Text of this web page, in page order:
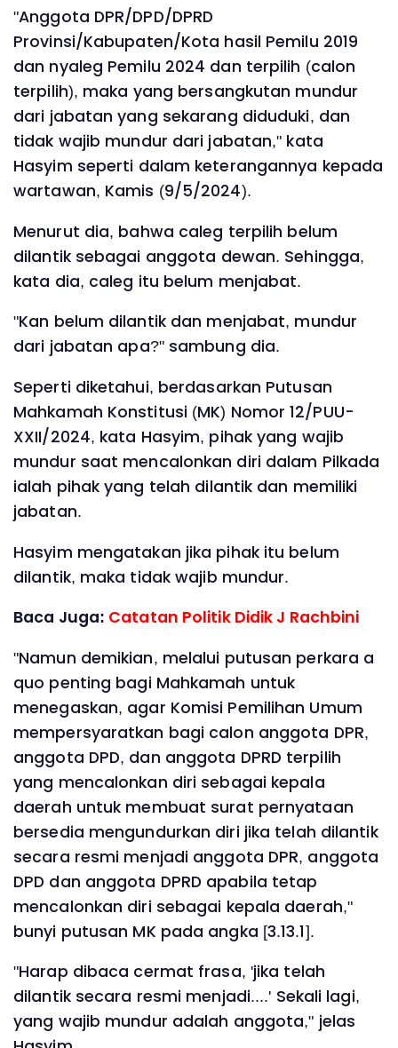
"Anggota DPR/DPD/DPRD
Provinsi/Kabupaten/Kota hasil Pemilu 2019
dan nyaleg Pemilu 2024 dan terpilih (calon
terpilih), maka yang bersangkutan mundur
dari jabatan yang sekarang diduduki, dan
tidak wajib mundur dari jabatan," kata
Hasyim seperti dalam keterangannya kepada
wartawan, Kamis (9/5/2024).
Menurut dia, bahwa caleg terpilih belum
dilantik sebagai anggota dewan. Sehingga,
kata dia, caleg itu belum menjabat.
"Kan belum dilantik dan menjabat, mundur
dari jabatan apa?" sambung dia.
Seperti diketahui, berdasarkan Putusan
Mahkamah Konstitusi (MK) Nomor 12/PUU-
XXII/2024, kata Hasyim, pihak yang wajib
mundur saat mencalonkan diri dalam Pilkada
ialah pihak yang telah dilantik dan memiliki
jabatan.
Hasyim mengatakan jika pihak itu belum
dilantik, maka tidak wajib mundur.
Baca Juga: Catatan Politik Didik J Rachbini
"Namun demikian, melalui putusan perkara a
quo penting bagi Mahkamah untuk
menegaskan, agar Komisi Pemilihan Umum
mempersyaratkan bagi calon anggota DPR,
anggota DPD, dan anggota DPRD terpilih
yang mencalonkan diri sebagai kepala
daerah untuk membuat surat pernyataan
bersedia mengundurkan diri jika telah dilantik
secara resmi menjadi anggota DPR, anggota
DPD dan anggota DPRD apabila tetap
mencalonkan diri sebagai kepala daerah,"
bunyi putusan MK pada angka [3.13.1].
"Harap dibaca cermat frasa, 'jika telah
dilantik secara resmi menjadi....' Sekali lagi,
yang wajib mundur adalah anggota," jelas